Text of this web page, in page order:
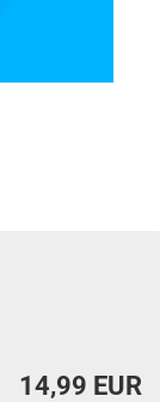
14,99 EUR